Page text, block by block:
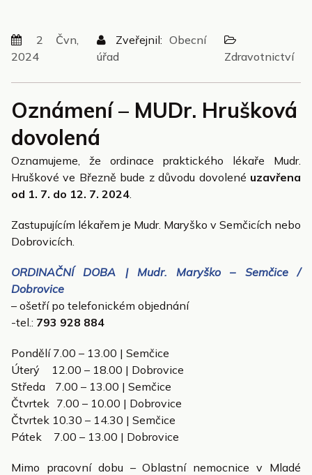
2 Čvn,
2024
Zveřejnil: Obecní
úřad
Zdravotnictví
Oznámení – MUDr. Hrušková
dovolená
Oznamujeme, že ordinace praktického lékaře Mudr.
Hruškové ve Březně bude z důvodu dovolené uzavřena
od 1. 7. do 12. 7. 2024.
Zastupujícím lékařem je Mudr. Maryško v Semčicích nebo
Dobrovicích.
ORDINAČNÍ DOBA | Mudr. Maryško – Semčice /
Dobrovice
– ošetří po telefonickém objednání
-tel.: 793 928 884
Pondělí 7.00 – 13.00 | Semčice
Úterý 12.00 – 18.00 | Dobrovice
Středa 7.00 – 13.00 | Semčice
Čtvrtek 7.00 – 10.00 | Dobrovice
Čtvrtek 10.30 – 14.30 | Semčice
Pátek 7.00 – 13.00 | Dobrovice
Mimo pracovní dobu – Oblastní nemocnice v Mladé